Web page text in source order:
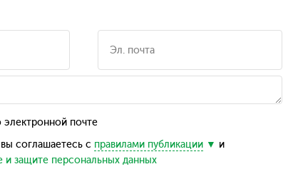
электронной почте
соглашаетесь с правилами публикации
и
и защите персональных данных